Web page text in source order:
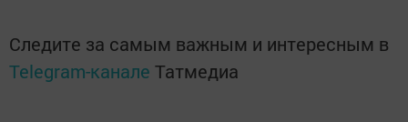
Следите за самым важным и интересным в
Telegram-канале Татмедиа